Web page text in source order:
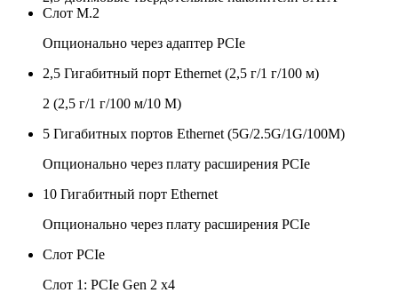
Слот M.2
Опционально через адаптер PCIe
2,5 Гигабитный порт Ethernet (2,5 г/1 г/100 м)
2 (2,5 г/1 г/100 м/10 М)
5 Гигабитных портов Ethernet (5G/2.5G/1G/100M)
Опционально через плату расширения PCIe
10 Гигабитный порт Ethernet
Опционально через плату расширения PCIe
Слот PCIe
Слот 1: PCIe Gen 2 x4